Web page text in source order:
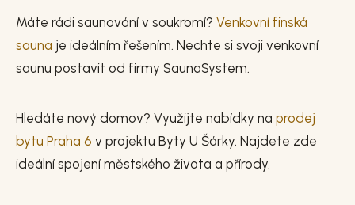
Máte rádi saunování v soukromí? Venkovní finská
sauna je ideálním řešením. Nechte si svoji venkovní
saunu postavit od firmy SaunaSystem.
Hledáte nový domov? Využijte nabídky na prodej
bytu Praha 6 v projektu Byty U Šárky. Najdete zde
ideální spojení městského života a přírody.